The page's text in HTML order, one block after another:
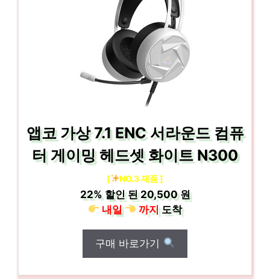
앱코 가상 7.1 ENC 서라운드 컴퓨
터 게이밍 헤드셋 화이트 N300
[ NO.3 제품 ]
22%할인 된20,500 원
내일
까지도착
구매 바로가기